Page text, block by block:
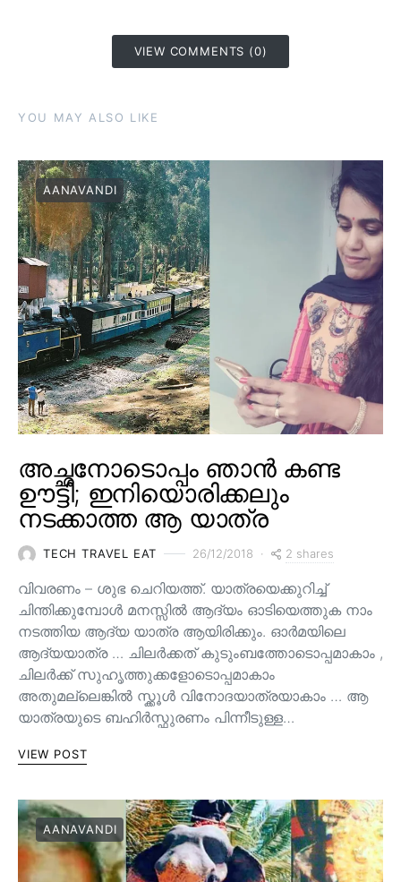
VIEW COMMENTS (0)
YOU MAY ALSO LIKE
AANAVANDI
അച്ഛനോടൊപ്പം ഞാൻ കണ്ട
ഊട്ടി; ഇനിയൊരിക്കലും
നടക്കാത്ത ആ യാത്ര
TECH TRAVEL EAT 26/12/2018 2 shares
വിവരണം – ശുഭ ചെറിയത്ത്. യാത്രയെക്കുറിച്ച്
ചിന്തിക്കുമ്പോൾ മനസ്സിൽ ആദ്യം ഓടിയെത്തുക നാം
നടത്തിയ ആദ്യ യാത്ര ആയിരിക്കും. ഓർമയിലെ
ആദ്യയാത്ര … ചിലർക്കത് കുടുംബത്തോടൊപ്പമാകാം ,
ചിലർക്ക് സുഹൃത്തുക്കളോടൊപ്പമാകാം
അതുമല്ലെങ്കിൽ സ്ക്കൂൾ വിനോദയാത്രയാകാം … ആ
യാത്രയുടെ ബഹിർസ്ഫുരണം പിന്നീടുള്ള…
VIEW POST
AANAVANDI